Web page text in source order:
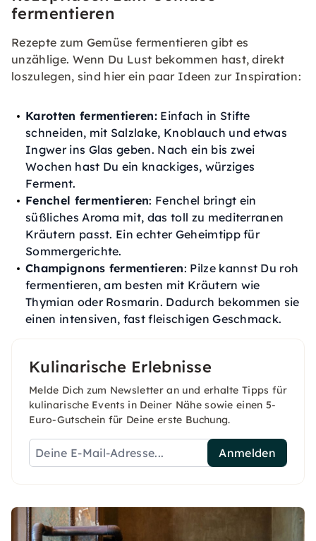
fermentieren
Rezepte zum Gemüse fermentieren gibt es
unzählige. Wenn Du Lust bekommen hast, direkt
loszulegen, sind hier ein paar Ideen zur Inspiration:
Karotten fermentieren: Einfach in Stifte
schneiden, mit Salzlake, Knoblauch und etwas
Ingwer ins Glas geben. Nach ein bis zwei
Wochen hast Du ein knackiges, würziges
Ferment.
Fenchel fermentieren: Fenchel bringt ein
süßliches Aroma mit, das toll zu mediterranen
Kräutern passt. Ein echter Geheimtipp für
Sommergerichte.
Champignons fermentieren: Pilze kannst Du roh
fermentieren, am besten mit Kräutern wie
Thymian oder Rosmarin. Dadurch bekommen sie
einen intensiven, fast fleischigen Geschmack.
Kulinarische Erlebnisse
Melde Dich zum Newsletter an und erhalte Tipps für
kulinarische Events in Deiner Nähe sowie einen 5-
Euro-Gutschein für Deine erste Buchung.
Anmelden